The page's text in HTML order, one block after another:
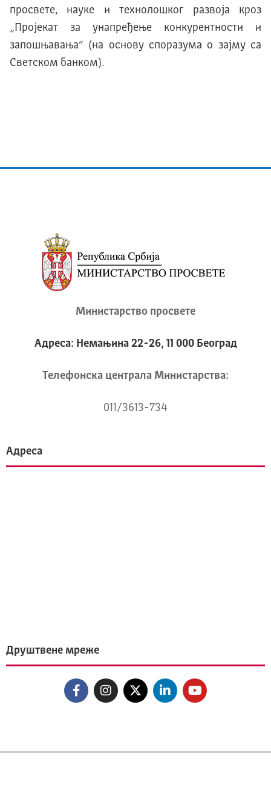
просвете, науке и технолошког развоја кроз
„Пројекат за унапређење конкурентности и
запошњавања“ (на основу споразума о зајму са
Светском банком).
Министарство просвете
Адреса: Немањина 22-26, 11 000 Београд
Телeфонска централа Mинистарства:
011/3613-734
Адреса
Друштвене мреже